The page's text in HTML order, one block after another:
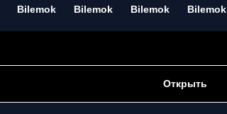
Bilemok Bilemok Bilemok Bilemok
Открыть